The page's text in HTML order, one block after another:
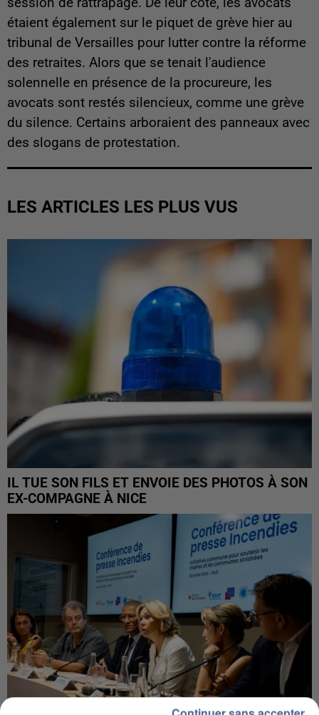
étaient également sur le piquet de grève hier au
tribunal de Versailles pour lutter contre la réforme
des retraites. Alors que se tenait l'audience
solennelle en présence de la procureure, les
avocats sont restés silencieux, comme une grève
du silence. Certains arboraient des panneaux avec
des slogans de protestation.
LES ARTICLES LES PLUS VUS
IL TUE SON FILS ET ENVOIE DES PHOTOS À SON
EX-COMPAGNE À NICE